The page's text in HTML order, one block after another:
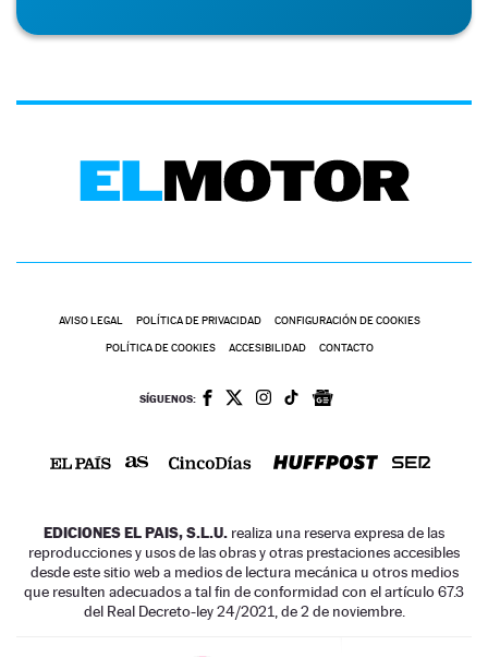
AVISO LEGAL POLÍTICA DE PRIVACIDAD CONFIGURACIÓN DE COOKIES
POLÍTICA DE COOKIES ACCESIBILIDAD CONTACTO
SÍGUENOS:
EDICIONES EL PAIS, S.L.U. realiza una reserva expresa de las
reproducciones y usos de las obras y otras prestaciones accesibles
desde este sitio web a medios de lectura mecánica u otros medios
que resulten adecuados a tal fin de conformidad con el artículo 67.3
del Real Decreto-ley 24/2021, de 2 de noviembre.